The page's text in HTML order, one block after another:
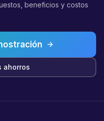
beneficios y costos
ahorros